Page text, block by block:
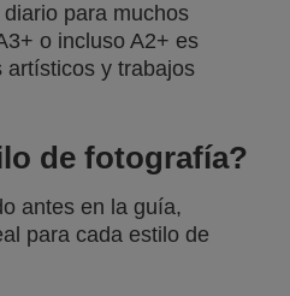
para muchos
o incluso A2+ es
artísticos y trabajos
de fotografía?
antes en la guía,
para cada estilo de